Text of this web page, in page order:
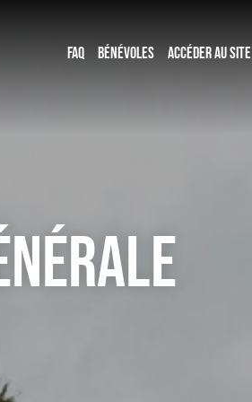
FAQ BÉNÉVOLES ACCÉDER AU SITE